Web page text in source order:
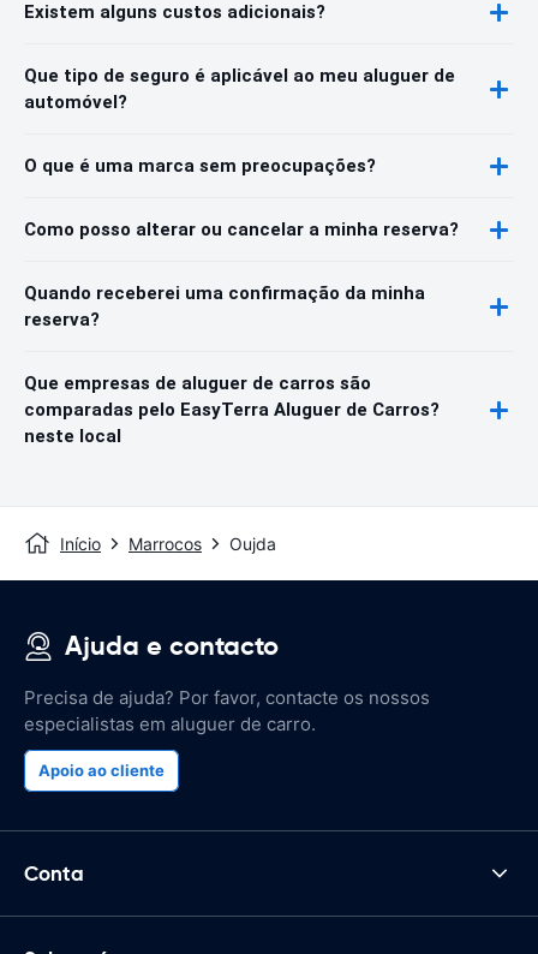
Existem alguns custos adicionais?
Que tipo de seguro é aplicável ao meu aluguer de
automóvel?
O que é uma marca sem preocupações?
Como posso alterar ou cancelar a minha reserva?
Quando receberei uma confirmação da minha
reserva?
Que empresas de aluguer de carros são
comparadas pelo EasyTerra Aluguer de Carros?
neste local
Início Marrocos Oujda
Ajuda e contacto
Precisa de ajuda? Por favor, contacte os nossos
especialistas em aluguer de carro.
Apoio ao cliente
Conta